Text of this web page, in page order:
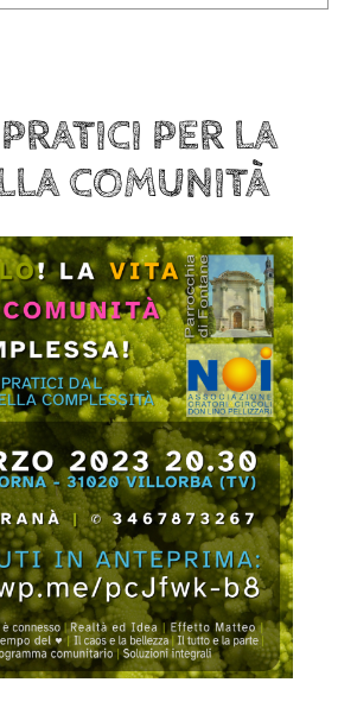
PER LA
COMUNITÀ